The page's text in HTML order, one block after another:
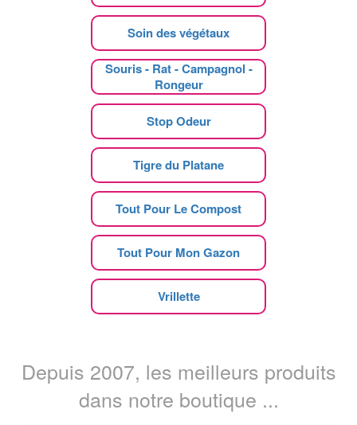
Soin des végétaux
Souris - Rat - Campagnol -
Rongeur
Stop Odeur
Tigre du Platane
Tout Pour Le Compost
Tout Pour Mon Gazon
Vrillette
Depuis 2007, les meilleurs produits
dans notre boutique ...